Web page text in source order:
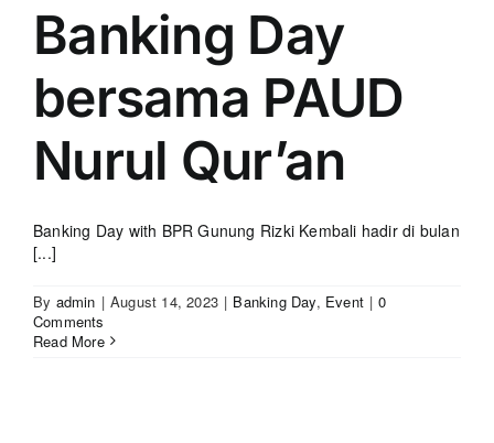
Banking Day
bersama PAUD
Nurul Qur’an
Banking Day with BPR Gunung Rizki Kembali hadir di bulan
[...]
By admin | August 14, 2023 | Banking Day, Event | 0
Comments
Read More